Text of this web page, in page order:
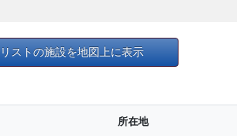
ストの施設を地図上に表示
所在地